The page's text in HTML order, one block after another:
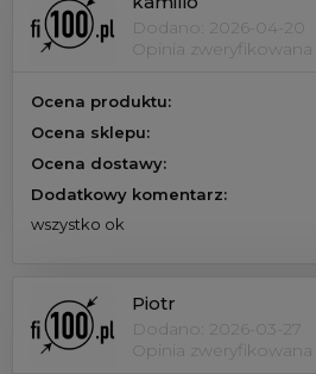
Dodano: 2026-04-20
Opinia zweryfikowana
Ocena produktu:
Ocena sklepu:
Ocena dostawy:
Dodatkowy komentarz:
wszystko ok
Piotr
Dodano: 2026-03-27
Opinia zweryfikowana